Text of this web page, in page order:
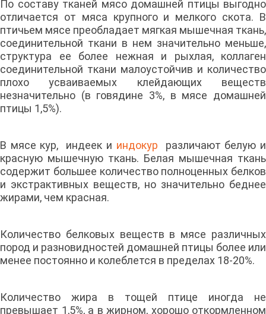
По составу тканей мясо домашней птицы выгодно
отличается от мяса крупного и мелкого скота. В
птичьем мясе преобладает мягкая мышечная ткань,
соединительной ткани в нем значительно меньше,
структура ее более нежная и рыхлая, коллаген
соединительной ткани малоустойчив и количество
плохо усваиваемых клейдающих веществ
незначительно (в говядине 3%, в мясе домашней
птицы 1,5%).
В мясе кур, индеек и индокур различают белую и
красную мышечную ткань. Белая мышечная ткань
содержит большее количество полноценных белков
и экстрактивных веществ, но значительно беднее
жирами, чем красная.
Количество белковых веществ в мясе различных
пород и разновидностей домашней птицы более или
менее постоянно и колеблется в пределах 18-20%.
Количество жира в тощей птице иногда не
превышает 1,5%, а в жирном, хорошо откормленном